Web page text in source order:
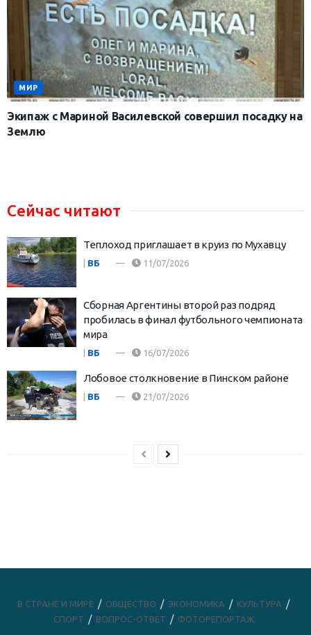
МИР
Экипаж с Мариной Василевской совершил посадку на
Землю
Сейчас читают
Теплоход приглашает в круиз по Мухавцу
ВБ 11/07/2026
Сборная Аргентины второй раз подряд
пробилась в финал футбольного чемпионата
мира
| ВБ 16/07/2026
Лобовое столкновение в Пинском районе
| ВБ 21/07/2026
В СТРАНЕ И МИРЕ ОБЩЕСТВО ЭКОНОМИКА
КУЛЬТУРА
СПОРТ
ВОПРОС-ОТВЕТ ФОТОРЕПОРТАЖ